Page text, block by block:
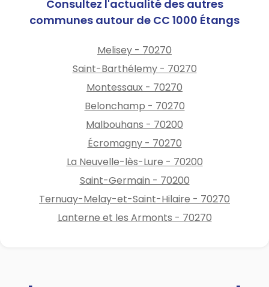
Consultez l'actualité des autres
communes autour de CC 1000 Étangs
Melisey - 70270
Saint-Barthélemy - 70270
Montessaux - 70270
Belonchamp - 70270
Malbouhans - 70200
Écromagny - 70270
La Neuvelle-lès-Lure - 70200
Saint-Germain - 70200
Ternuay-Melay-et-Saint-Hilaire - 70270
Lanterne et les Armonts - 70270